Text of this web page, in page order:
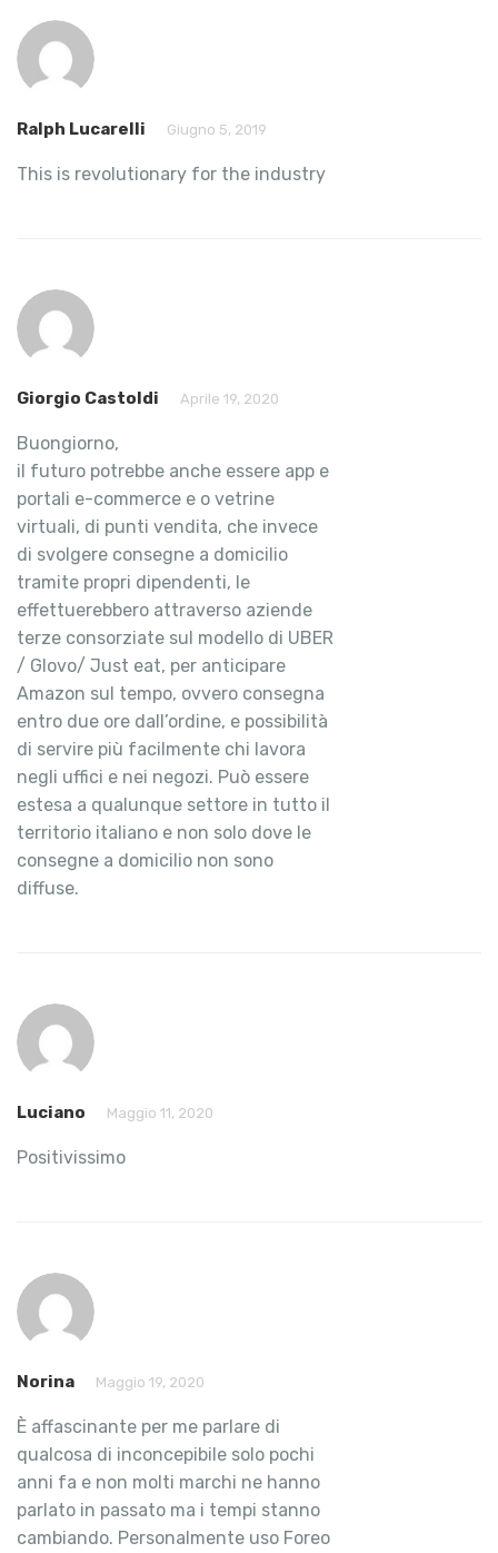
Ralph Lucarelli Giugno 5, 2019
This is revolutionary for the industry
Giorgio Castoldi Aprile 19, 2020
Buongiorno,
il futuro potrebbe anche essere app e
portali e-commerce e o vetrine
virtuali, di punti vendita, che invece
di svolgere consegne a domicilio
tramite propri dipendenti, le
effettuerebbero attraverso aziende
terze consorziate sul modello di UBER
/ Glovo/ Just eat, per anticipare
Amazon sul tempo, ovvero consegna
entro due ore dall’ordine, e possibilità
di servire più facilmente chi lavora
negli uffici e nei negozi. Può essere
estesa a qualunque settore in tutto il
territorio italiano e non solo dove le
consegne a domicilio non sono
diffuse.
Luciano Maggio 11, 2020
Positivissimo
Norina Maggio 19, 2020
È affascinante per me parlare di
qualcosa di inconcepibile solo pochi
anni fa e non molti marchi ne hanno
parlato in passato ma i tempi stanno
cambiando. Personalmente uso Foreo